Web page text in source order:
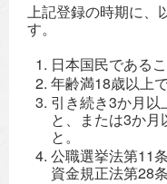
上記登録の時期に、
す。
日本国民であるこ
年齢満18歳以上
引き続き3か月以
と、または3か月
と。
公職選挙法第11
資金規正法第28